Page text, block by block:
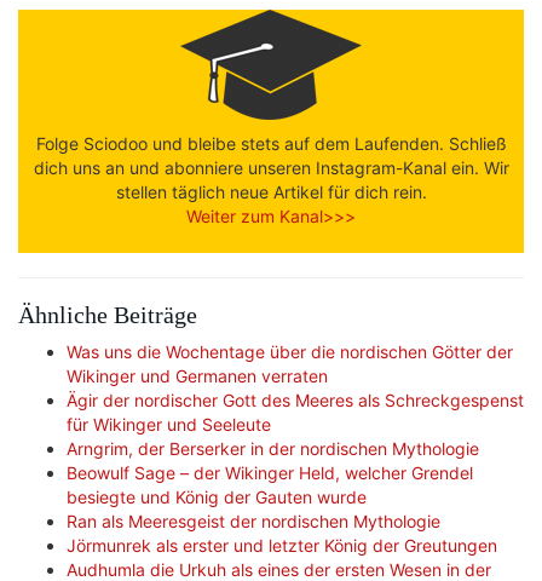
Folge Sciodoo und bleibe stets auf dem Laufenden. Schließ
dich uns an und abonniere unseren Instagram-Kanal ein. Wir
stellen täglich neue Artikel für dich rein.
Weiter zum Kanal>>>
Ähnliche Beiträge
Was uns die Wochentage über die nordischen Götter der
Wikinger und Germanen verraten
Ägir der nordischer Gott des Meeres als Schreckgespenst
für Wikinger und Seeleute
Arngrim, der Berserker in der nordischen Mythologie
Beowulf Sage – der Wikinger Held, welcher Grendel
besiegte und König der Gauten wurde
Ran als Meeresgeist der nordischen Mythologie
Jörmunrek als erster und letzter König der Greutungen
Audhumla die Urkuh als eines der ersten Wesen in der